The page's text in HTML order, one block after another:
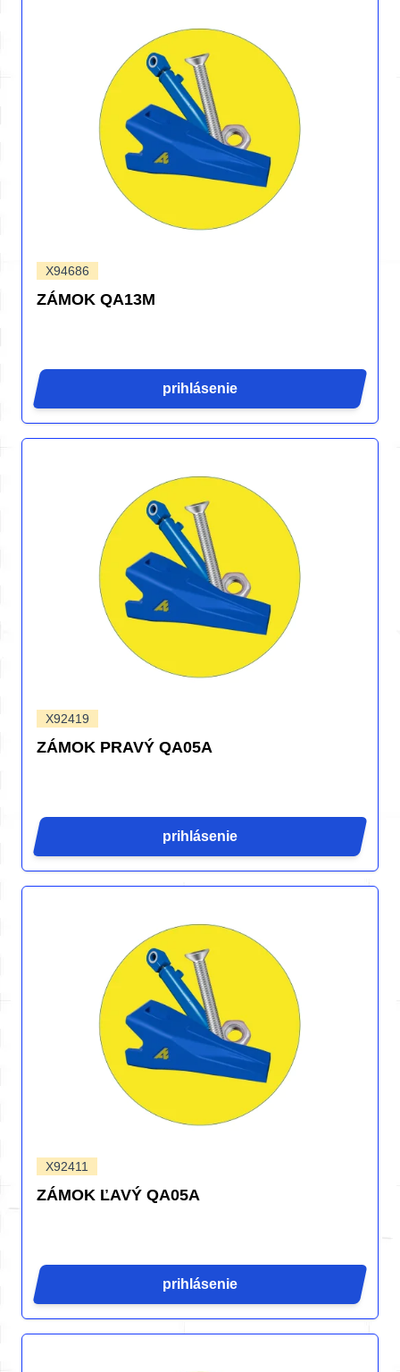
X94686
ZÁMOK QA13M
prihlásenie
X92419
ZÁMOK PRAVÝ QA05A
prihlásenie
X92411
ZÁMOK ĽAVÝ QA05A
prihlásenie